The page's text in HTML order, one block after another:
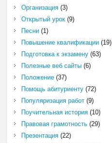
Организация(3)
Открытый урок(9)
Песни(1)
Повышение квалификации(19)
Подготовка к экзамену(63)
Полезные веб сайты(6)
Положение(37)
Помощь абитуриенту(72)
Популяризация работ(9)
Поучительная история(10)
Правовая грамотность(29)
Презентация(22)